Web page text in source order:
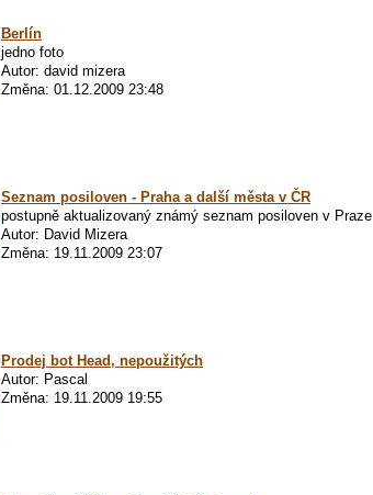
Berlín
jedno foto
Autor: david mizera
Změna: 01.12.2009 23:48
Seznam posiloven - Praha a další města v ČR
postupně aktualizovaný známý seznam posiloven v Praze
Autor: David Mizera
Změna: 19.11.2009 23:07
Prodej bot Head, nepoužitých
Autor: Pascal
Změna: 19.11.2009 19:55